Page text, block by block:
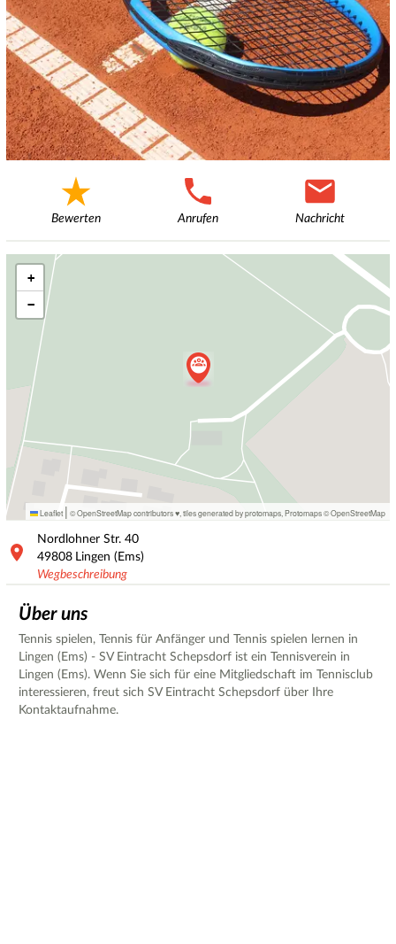
Bewerten Anrufen Nachricht
+
−
Leaflet | © OpenStreetMap contributors ♥, tiles generated by protomaps Protomaps©OpenStreetMap
Nordlohner Str. 40
49808 Lingen (Ems)
Wegbeschreibung
Über uns
Tennis spielen, Tennis für Anfänger und Tennis spielen lernen in
Lingen (Ems) - SV Eintracht Schepsdorf ist ein Tennisverein in
Lingen (Ems). Wenn Sie sich für eine Mitgliedschaft im Tennisclub
interessieren, freut sich SV Eintracht Schepsdorf über Ihre
Kontaktaufnahme.